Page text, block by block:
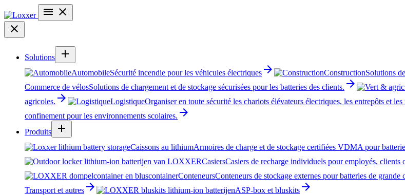
menu close
close
Solutions add
AutomobileSécurité incendie pour les véhicules électriques arrow_forward ConstructionSolutions
Commerce de vélosSolutions de chargement et de stockage sécurisées pour les batteries des clients. arrow_forward
agricoles. arrow_forward LogistiqueOrganiser en toute sécurité les chariots élévateurs électriques, les entrepôts et les
confinement pour les environnements scolaires. arrow_forward
Produits add
Caissons au lithiumArmoires de charge et de stockage certifiées VDMA pour
CasiersCasiers de recharge individuels pour employés, clients
ConteneursConteneurs de stockage externes pour batteries de
Transport et autres arrow_forward ASP-box et bluskits arrow_forward